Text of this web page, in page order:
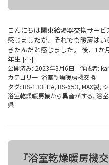
こんにちは関東給湯器交換サー
感じましたが、それでも暖房は
きたんだと感じました。 後、1か
年生 […]
公開済み: 2023年3月6日 作成者:
カテゴリー: 浴室乾燥暖房機交換
タグ: BS-133EHA, BS-653, MAX製,
浴室乾燥暖房機から異音がする, 浴
県
『浴室乾燥暖房機